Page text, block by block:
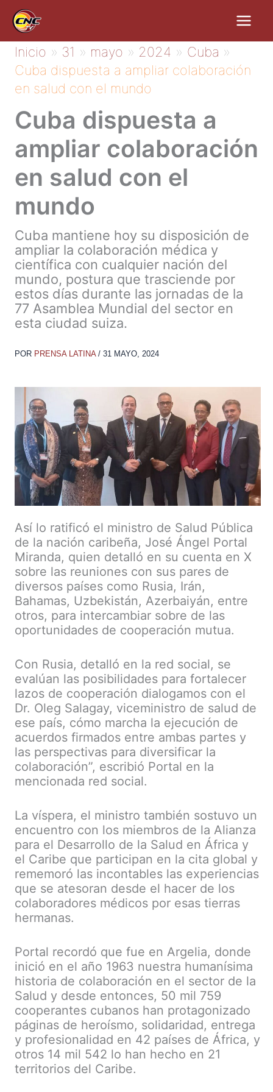
contenido
Inicio 31 mayo 2024
Cuba
Cuba dispuesta a ampliar colaboración
en salud con el mundo
Cuba dispuesta a
ampliar colaboración
en salud con el
mundo
Cuba mantiene hoy su disposición de
ampliar la colaboración médica y
científica con cualquier nación del
mundo, postura que trasciende por
estos días durante las jornadas de la
77 Asamblea Mundial del sector en
esta ciudad suiza.
POR PRENSA LATINA / 31 MAYO, 2024
Así lo ratificó el ministro de Salud Pública
de la nación caribeña, José Ángel Portal
Miranda, quien detalló en su cuenta en X
sobre las reuniones con sus pares de
diversos países como Rusia, Irán,
Bahamas, Uzbekistán, Azerbaiyán, entre
otros, para intercambiar sobre de las
oportunidades de cooperación mutua.
Con Rusia, detalló en la red social, se
evalúan las posibilidades para fortalecer
lazos de cooperación dialogamos con el
Dr. Oleg Salagay, viceministro de salud de
ese país, cómo marcha la ejecución de
acuerdos firmados entre ambas partes y
las perspectivas para diversificar la
colaboración”, escribió Portal en la
mencionada red social.
La víspera, el ministro también sostuvo un
encuentro con los miembros de la Alianza
para el Desarrollo de la Salud en África y
el Caribe que participan en la cita global y
rememoró las incontables las experiencias
que se atesoran desde el hacer de los
colaboradores médicos por esas tierras
hermanas.
Portal recordó que fue en Argelia, donde
inició en el año 1963 nuestra humanísima
historia de colaboración en el sector de la
Salud y desde entonces, 50 mil 759
cooperantes cubanos han protagonizado
páginas de heroísmo, solidaridad, entrega
y profesionalidad en 42 países de África, y
otros 14 mil 542 lo han hecho en 21
territorios del Caribe.